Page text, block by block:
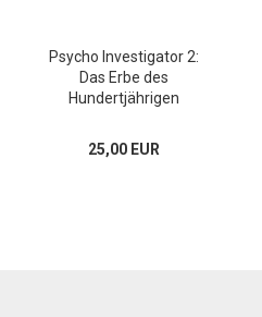
Psycho Investigator 2:
Das Erbe des
Hundertjährigen
25,00 EUR